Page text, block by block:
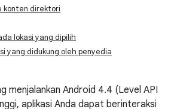
konten direktori
lokasi yang dipilih
yang didukung oleh penyedia
menjalankan Android 4.4 (Level API
aplikasi Anda dapat berinteraksi